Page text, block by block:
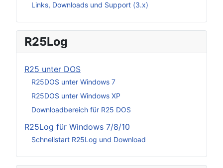
Links, Downloads und Support (3.x)
R25Log
R25 unter DOS
R25DOS unter Windows 7
R25DOS unter Windows XP
Downloadbereich für R25 DOS
R25Log für Windows 7/8/10
Schnellstart R25Log und Download